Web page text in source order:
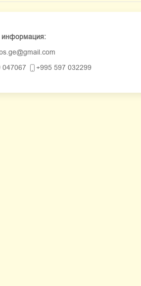
информация:
047067
+995 597 032299